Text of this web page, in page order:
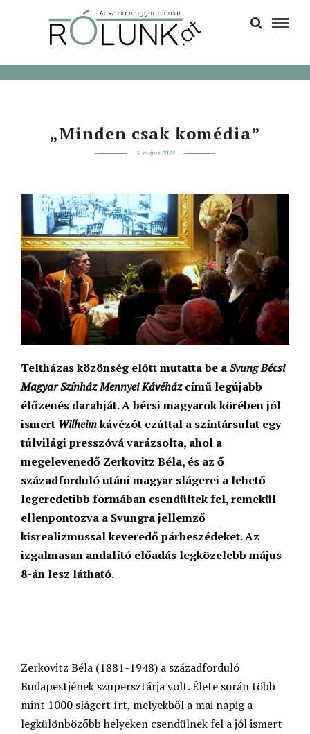
„Minden csak komédia”
3. május 2024
Teltházas közönség előtt mutatta be aSvung Bécsi
Magyar Színház Mennyei Kávéházcímű legújabb
élőzenés darabját. A bécsi magyarok körében jól
ismert Wilheimkávézót ezúttal a színtársulat egy
túlvilági presszóvá varázsolta, ahol a
megelevenedő Zerkovitz Béla, és az ő
századforduló utáni magyar slágerei a lehető
legeredetibb formában csendültek fel, remekül
ellenpontozva a Svungra jellemző
kisrealizmussal keveredő párbeszédeket. Az
izgalmasan andalító előadás legközelebb május
8-án lesz látható.
Zerkovitz Béla (1881-1948) a századforduló
Budapestjének szupersztárja volt. Élete során több
mint 1000 slágert írt, melyekből a mai napig a
legkülönbözőbb helyeken csendülnek fel a jól ismert